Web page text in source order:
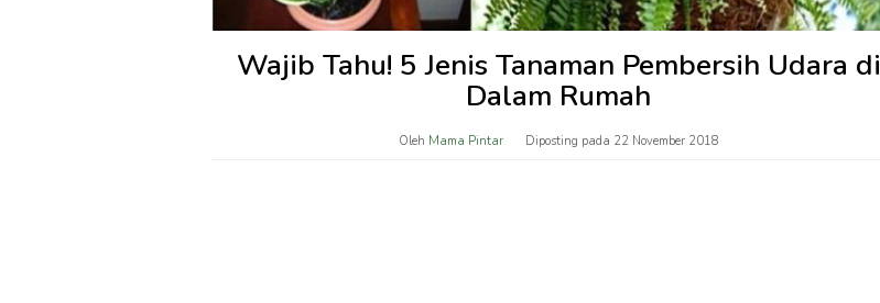
Wajib Tahu! 5 Jenis Tanaman Pembersih Udara di
Dalam Rumah
Oleh Mama Pintar Diposting pada 22 November 2018